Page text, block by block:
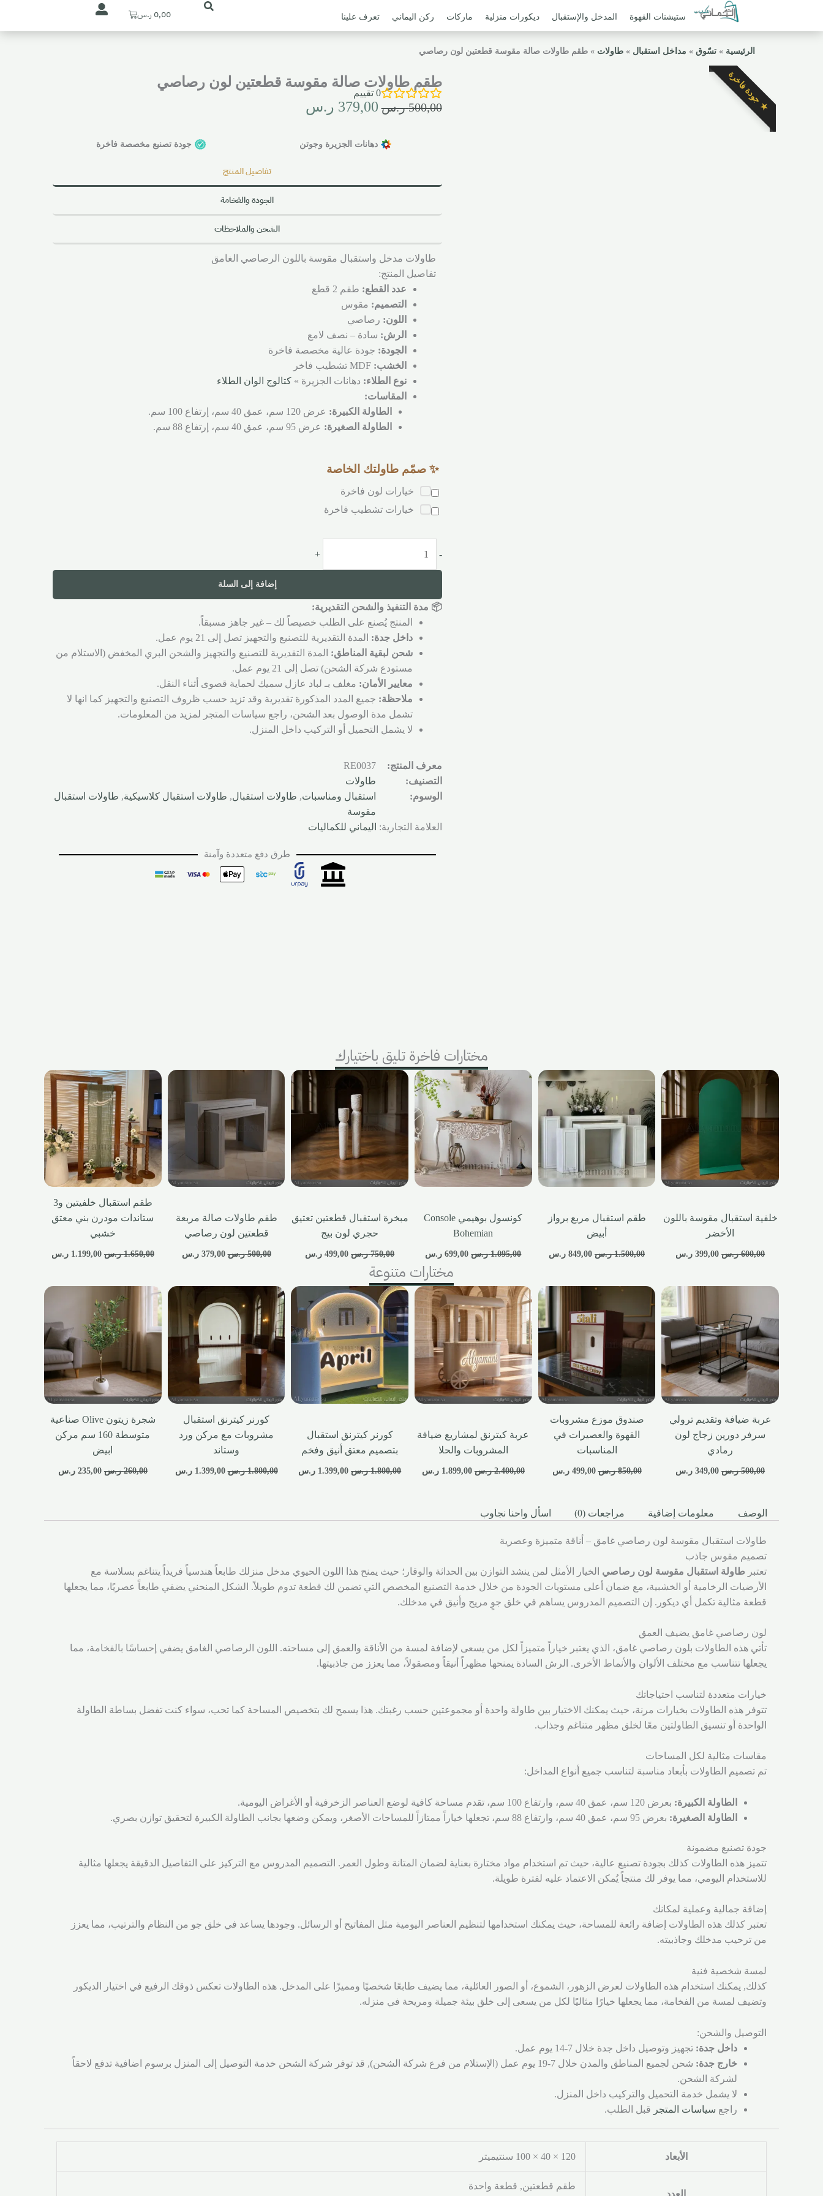
ستيشنات القهوة المدخل والإستقبال ديكورات منزلية ماركات ركن اليماني تعرف علينا 0,00 ر.سCart
الرئيسية »تسّوق » مداخل استقبال »طاولات »طقم طاولات صالة مقوسة قطعتين لون رصاصي
★ جودة فاخرة طقم طاولات صالة مقوسة قطعتين لون رصاصي
0 تقييم
500,00 ر.س 379,00 ر.س
دهانات الجزيرة وجوتن جودة تصنيع مخصصة فاخرة
تفاصيل المنتج
الجودة والفخامة
الشحن والملاحظات
طاولات مدخل واستقبال مقوسة باللون الرصاصي الغامق
تفاصيل المنتج:
عدد القطع: طقم 2 قطع
التصميم: مقوس
اللون: رصاصي
الرش: سادة – نصف لامع
الجودة: جودة عالية مخصصة فاخرة
الخشب: MDF تشطيب فاخر
نوع الطلاء: دهانات الجزيرة »كتالوج الوان الطلاء
المقاسات:
الطاولة الكبيرة: عرض 120 سم، عمق 40 سم، إرتفاع 100 سم.
الطاولة الصغيرة: عرض 95 سم، عمق 40 سم، إرتفاع 88 سم.
✨ صمّم طاولتك الخاصة
خيارات لون فاخرة
خيارات تشطيب فاخرة
-
+
إضافة إلى السلة
📦 مدة التنفيذ والشحن التقديرية:
المنتج يُصنع على الطلب خصيصاً لك – غير جاهز مسبقاً.
داخل جدة: المدة التقديرية للتصنيع والتجهيز تصل إلى 21 يوم عمل.
شحن لبقية المناطق: المدة التقديرية للتصنيع والتجهيز والشحن البري المخفض (الاستلام من
مستودع شركة الشحن) تصل إلى 21 يوم عمل.
معايير الأمان: مغلف بـ لباد عازل سميك لحماية قصوى أثناء النقل.
ملاحظة: جميع المدد المذكورة تقديرية وقد تزيد حسب ظروف التصنيع والتجهيز كما انها لا
تشمل مدة الوصول بعد الشحن، راجع سياسات المتجر لمزيد من المعلومات.
لا يشمل التحميل أو التركيب داخل المنزل.
معرف المنتج:
RE0037
التصنيف:
طاولات
الوسوم:
استقبال ومناسبات, طاولات استقبال, طاولات استقبال كلاسيكية, طاولات استقبال
مقوسة
العلامة التجارية: اليماني للكماليات
طرق دفع متعددة وآمنة
مختارات فاخرة تليق باختيارك
خلفية استقبال مقوسة باللون
الأخضر
600,00 ر.س 399,00 ر.س
طقم استقبال مربع برواز
أبيض
1.500,00 ر.س 849,00 ر.س
كونسول بوهيمي Console
Bohemian
1.095,00 ر.س 699,00 ر.س
مبخرة استقبال قطعتين تعتيق
حجري لون بيج
750,00 ر.س 499,00 ر.س
طقم طاولات صالة مربعة
قطعتين لون رصاصي
500,00 ر.س 379,00 ر.س
طقم استقبال خلفيتين و3
ستاندات مودرن بني معتق
خشبي
1.650,00 ر.س 1.199,00 ر.س
مختارات متنوعة
عربة ضيافة وتقديم ترولي
سرفر دورين زجاج لون
رمادي
500,00 ر.س 349,00 ر.س
صندوق موزع مشروبات
القهوة والعصيرات في
المناسبات
850,00 ر.س 499,00 ر.س
عربة كيترنق لمشاريع ضيافة
المشروبات والحلا
2.400,00 ر.س 1.899,00 ر.س
كورنر كيترنق استقبال
بتصميم معتق أنيق وفخم
1.800,00 ر.س 1.399,00 ر.س
كورنر كيترنق استقبال
مشروبات مع مركن ورد
وستاند
1.800,00 ر.س 1.399,00 ر.س
شجرة زيتون Olive صناعية
متوسطة 160 سم مركن
ابيض
260,00 ر.س 235,00 ر.س
الوصف معلومات إضافية مراجعات (0) اسأل واحنا نجاوب
طاولات استقبال مقوسة لون رصاصي غامق – أناقة متميزة وعصرية
تصميم مقوس جاذب
تعتبر طاولة استقبال مقوسة لون رصاصي الخيار الأمثل لمن ينشد التوازن بين الحداثة والوقار؛ حيث يمنح هذا اللون الحيوي مدخل منزلك طابعاً هندسياً فريداً يتناغم بسلاسة مع
الأرضيات الرخامية أو الخشبية، مع ضمان أعلى مستويات الجودة من خلال خدمة التصنيع المخصص التي تضمن لك قطعة تدوم طويلاً. الشكل المنحني يضفي طابعاً عصريًا، مما يجعلها
قطعة مثالية تكمل أي ديكور. إن التصميم المدروس يساهم في خلق جوٍ مريح وأنيق في مدخلك.
لون رصاصي غامق يضيف العمق
تأتي هذه الطاولات بلون رصاصي غامق، الذي يعتبر خياراً متميزاً لكل من يسعى لإضافة لمسة من الأناقة والعمق إلى مساحته. اللون الرصاصي الغامق يضفي إحساسًا بالفخامة، مما
يجعلها تتناسب مع مختلف الألوان والأنماط الأخرى. الرش السادة يمنحها مظهراً أنيقاً ومصقولاً، مما يعزز من جاذبيتها.
خيارات متعددة لتناسب احتياجاتك
تتوفر هذه الطاولات بخيارات مرنة، حيث يمكنك الاختيار بين طاولة واحدة أو مجموعتين حسب رغبتك. هذا يسمح لك بتخصيص المساحة كما تحب، سواء كنت تفضل بساطة الطاولة
الواحدة أو تنسيق الطاولتين معًا لخلق مظهر متناغم وجذاب.
مقاسات مثالية لكل المساحات
تم تصميم الطاولات بأبعاد مناسبة لتناسب جميع أنواع المداخل:
الطاولة الكبيرة: بعرض 120 سم، عمق 40 سم، وارتفاع 100 سم، تقدم مساحة كافية لوضع العناصر الزخرفية أو الأغراض اليومية.
الطاولة الصغيرة: بعرض 95 سم، عمق 40 سم، وارتفاع 88 سم، تجعلها خياراً ممتازاً للمساحات الأصغر، ويمكن وضعها بجانب الطاولة الكبيرة لتحقيق توازن بصري.
جودة تصنيع مضمونة
تتميز هذه الطاولات كذلك بجودة تصنيع عالية، حيث تم استخدام مواد مختارة بعناية لضمان المتانة وطول العمر. التصميم المدروس مع التركيز على التفاصيل الدقيقة يجعلها مثالية
للاستخدام اليومي، مما يوفر لك منتجاً يُمكن الاعتماد عليه لفترة طويلة.
إضافة جمالية وعملية لمكانك
تعتبر كذلك هذه الطاولات إضافة رائعة للمساحة، حيث يمكنك استخدامها لتنظيم العناصر اليومية مثل المفاتيح أو الرسائل. وجودها يساعد في خلق جو من النظام والترتيب، مما يعزز
من ترحيب مدخلك وجاذبيته.
لمسة شخصية فنية
كذلك, يمكنك استخدام هذه الطاولات لعرض الزهور، الشموع، أو الصور العائلية، مما يضيف طابعًا شخصيًا ومميزًا على المدخل. هذه الطاولات تعكس ذوقك الرفيع في اختيار الديكور
وتضيف لمسة من الفخامة، مما يجعلها خيارًا مثاليًا لكل من يسعى إلى خلق بيئة جميلة ومريحة في منزله.
التوصيل والشحن:
داخل جدة: تجهيز وتوصيل داخل جدة خلال 7-14 يوم عمل.
خارج جدة:
شحن لجميع المناطق والمدن خلال 7-19 يوم عمل (الإستلام من فرع شركة الشحن), قد توفر شركة الشحن خدمة التوصيل إلى المنزل برسوم اضافية تدفع لاحقاً
لشركة الشحن.
لا يشمل خدمة التحميل والتركيب داخل المنزل.
راجع سياسات المتجر قبل الطلب.
الأبعاد 120 × 40 × 100 سنتيميتر
العدد
طقم قطعتين, قطعة واحدة